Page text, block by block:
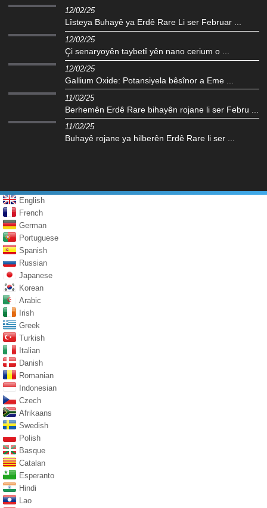
12/02/25
Lîsteya Buhayê ya Erdê Rare Li ser Februar ...
12/02/25
Çi senaryoyên taybetî yên nano cerium o ...
12/02/25
Gallium Oxide: Potansiyela bêsînor a Eme ...
11/02/25
Berhemên Erdê Rare bihayên rojane li ser Febru ...
11/02/25
Buhayê rojane ya hilberên Erdê Rare li ser ...
English
French
German
Portuguese
Spanish
Russian
Japanese
Korean
Arabic
Irish
Greek
Turkish
Italian
Danish
Romanian
Indonesian
Czech
Afrikaans
Swedish
Polish
Basque
Catalan
Esperanto
Hindi
Lao